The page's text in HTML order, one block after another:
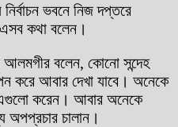
ভবনে নিজ দপ্তরে
এসব কথা বলেন।
আলমগীর বলেন, কোনো সন্দেহ
করে আবার দেখা যাবে। অনেকে
করেন। আবার অনেকে
অপপ্রচার চালান।